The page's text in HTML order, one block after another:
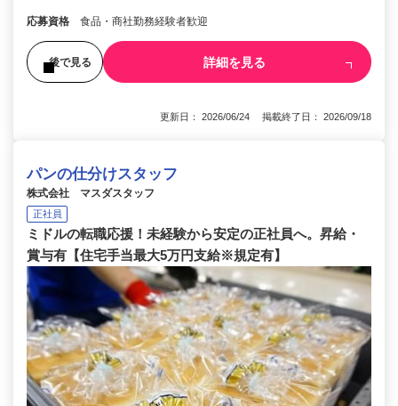
応募資格 食品・商社勤務経験者歓迎
後で見る 詳細を見る
更新日： 2026/06/24 掲載終了日： 2026/09/18
パンの仕分けスタッフ
株式会社 マスダスタッフ
正社員
ミドルの転職応援！未経験から安定の正社員へ。昇給・
賞与有【住宅手当最大5万円支給※規定有】